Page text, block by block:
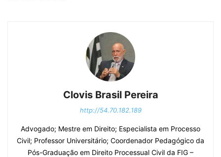
Clovis Brasil Pereira
http://54.70.182.189
Advogado; Mestre em Direito; Especialista em Processo
Civil; Professor Universitário; Coordenador Pedagógico da
Pós-Graduação em Direito Processual Civil da FIG –